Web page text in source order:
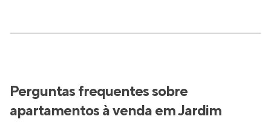
Perguntas frequentes sobre
apartamentos à venda em Jardim